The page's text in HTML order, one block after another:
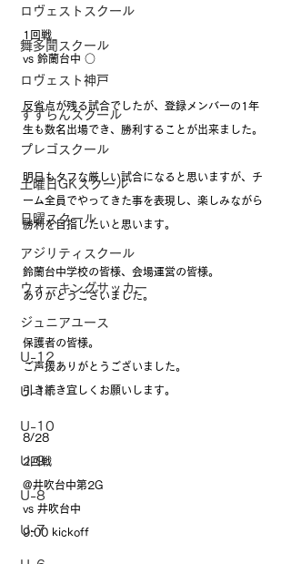
ロヴェストスクール
舞多聞スクール
ロヴェスト神戸
すずらんスクール
プレゴスクール
土曜日GKスクール
日曜スクール
アジリティスクール
ウォーキングサッカー
ジュニアユース
U-12
U-11
U-10
U-9
U-8
U-7
1回戦
vs 鈴蘭台中 ○
反省点が残る試合でしたが、登録メンバーの1年
生も数名出場でき、勝利することが出来ました。
明日もタフな厳しい試合になると思いますが、チ
ーム全員でやってきた事を表現し、楽しみながら
勝利を目指したいと思います。
鈴蘭台中学校の皆様、会場運営の皆様。
ありがとうございました。
保護者の皆様。
ご声援ありがとうございました。
引き続き宜しくお願いします。
8/28
2回戦
@井吹台中第2G
vs 井吹台中
9:00 kickoff